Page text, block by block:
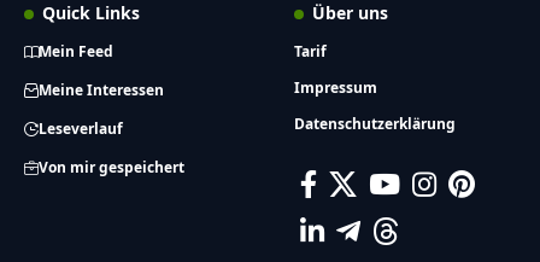
Quick Links
Mein Feed
Meine Interessen
Leseverlauf
Von mir gespeichert
Über uns
Tarif
Impressum
Datenschutzerklärung